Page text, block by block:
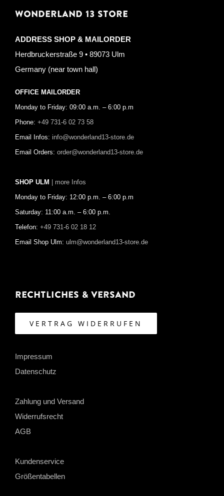
WONDERLAND 13 STORE
ADDRESS SHOP & MAILORDER
Herdbruckerstraße 9 • 89073 Ulm
Germany (near town hall)
OFFICE MAILORDER
Monday to Friday: 09:00 a.m. – 6:00 p.m
Phone: +49 731-6 02 73 58
Email Infos: info@wonderland13-store.de
Email Orders: order@wonderland13-store.de
SHOP ULM | more Infos
Monday to Friday: 12:00 p.m. – 6:00 p.m
Saturday: 11:00 a.m. – 6:00 p.m.
Telefon: +49 731-6 02 18 12
Email Shop Ulm: ulm@wonderland13-store.de
Rechtliches & Versand
VERTRAG WIDERRUFEN
Impressum
Datenschutz
Zahlung und Versand
Widerrufsrecht
AGB
Kundenservice
Größentabellen